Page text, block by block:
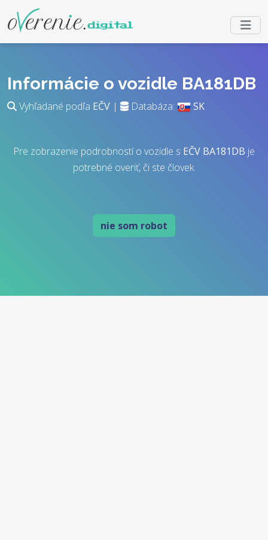
Informácie o vozidle BA181DB
Vyhľadané podľa EČV | Databáza: SK
Pre zobrazenie podrobností o vozidle s EČV BA181DB je
potrebné overiť, či ste človek.
nie som robot